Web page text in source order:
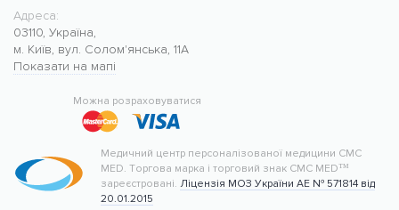
Адреса:
03110, Україна,
м. Київ, вул. Солом'янська, 11А
Показати на мапі
Можна розраховуватися
Медичний центр персоналізованої медицини CMC
MED. Торгова марка і торговий знак CMC MED™
зареєстровані. Ліцензія МОЗ України АЕ № 571814 від
20.01.2015